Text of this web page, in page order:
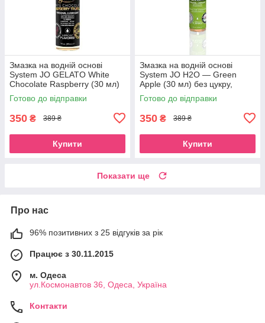
Змазка на водній основі
System JO GELATO White
Chocolate Raspberry (30 мл)
без цукру та парабенів
Готово до відправки
350 ₴ 389 ₴
Купити
Змазка на водній основі
System JO H2O — Green
Apple (30 мл) без цукру,
рослинний гліцерин
Готово до відправки
350 ₴ 389 ₴
Купити
Показати ще
Про нас
96% позитивних з 25 відгуків за рік
Працює з 30.11.2015
м. Одеса
ул.Космонавтов 36, Одеса, Україна
Контакти